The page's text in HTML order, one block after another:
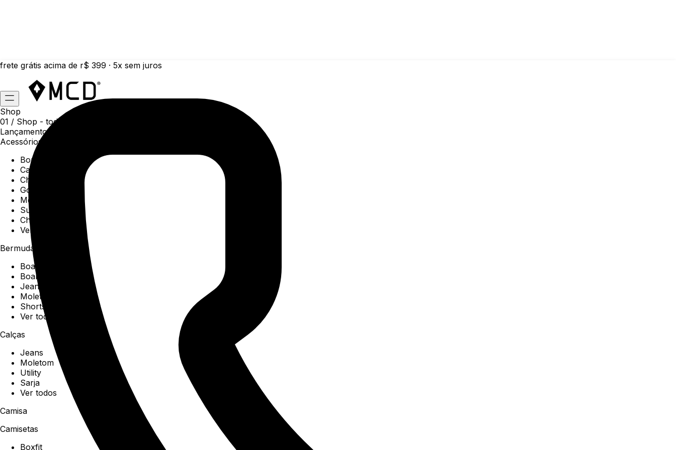
frete grátis acima de r$ 399 · 5x sem juros
Shop
01 / Shop - todas as categorias da coleção atual
Lançamentos da semana
Acessórios
Boné
Carteiras
Chaveiros
Gorros
Meias
Sunga
Chinelos
Ver todos
Bermudas
Boardshorts
Boardwalk
Jeans
Moletom
Shorts
Ver todos
Calças
Jeans
Moletom
Utility
Sarja
Ver todos
Camisa
Camisetas
Boxfit